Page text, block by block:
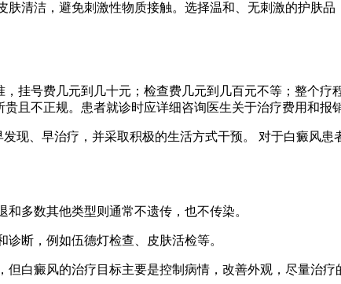
清洁，避免刺激性物质接触。选择温和、无刺激的护肤
挂号费几元到几十元；检查费几元到几百元不等；整个
且不正规。患者就诊时应详细咨询医生关于治疗费用和报
现、早治疗，并采取积极的生活方式干预。 对于白癜风
多数其他类型则通常不遗传，也不传染。
断，例如伍德灯检查、皮肤活检等。
白癜风的治疗目标主要是控制病情，改善外观，尽量治疗